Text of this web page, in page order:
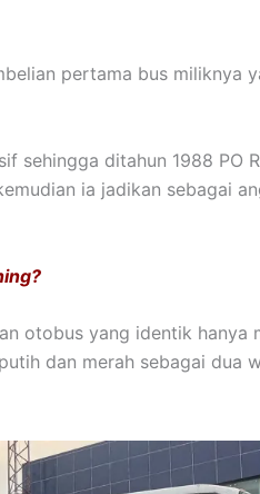
pertama bus miliknya
sehingga ditahun 1988 PO
ia jadikan sebagai
otobus yang identik hanya
dan merah sebagai dua